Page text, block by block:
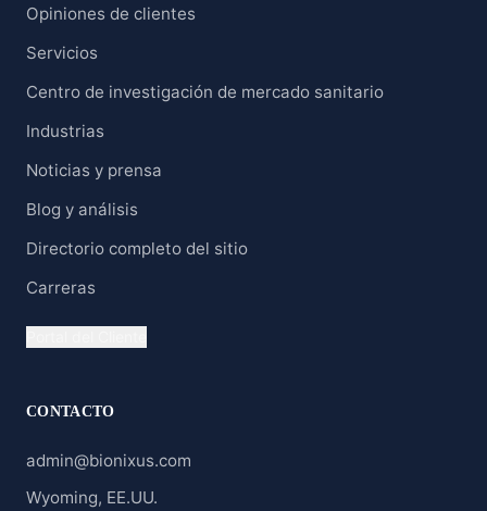
Opiniones de clientes
Servicios
Centro de investigación de mercado sanitario
Industrias
Noticias y prensa
Blog y análisis
Directorio completo del sitio
Carreras
CONTACTO
admin@bionixus.com
Wyoming, EE.UU.